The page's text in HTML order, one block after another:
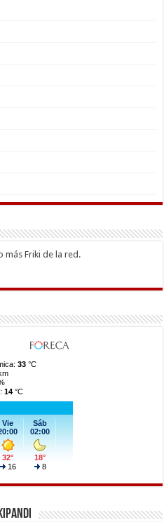
más Friki de la red.